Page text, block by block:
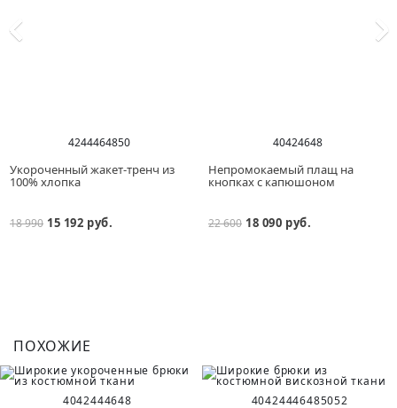
4244464850
Укороченный жакет-тренч из
100% хлопка
18 990 15 192 руб.
40424648
Непромокаемый плащ на
кнопках с капюшоном
22 600 18 090 руб.
ПОХОЖИЕ
4042444648 40424446485052